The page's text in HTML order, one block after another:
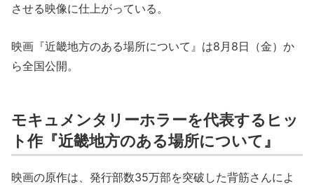
させる映像に仕上がっている。
映画『近畿地方のある場所について』は8月8日（金）か
ら全国公開。
モキュメンタリーホラーを代表するヒッ
ト作『近畿地方のある場所について』
映画の原作は、発行部数35万部を突破した背筋さんによ